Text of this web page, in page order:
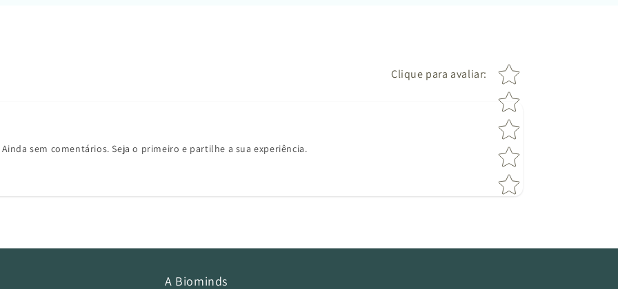
Clique para avaliar: Star rating
Ainda sem comentários. Seja o primeiro e partilhe a sua experiência.
A Biominds